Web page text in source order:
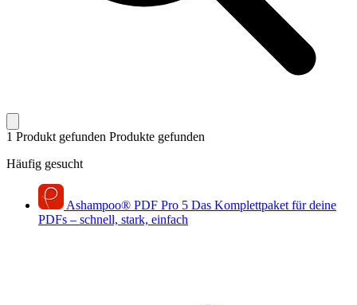
1 Produkt gefunden Produkte gefunden
Häufig gesucht
Ashampoo® PDF Pro 5 Das Komplettpaket für deine
PDFs – schnell, stark, einfach